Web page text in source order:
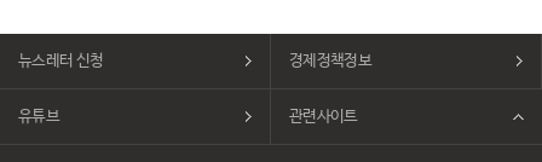
뉴스레터 신청 경제정책정보
유튜브 관련사이트